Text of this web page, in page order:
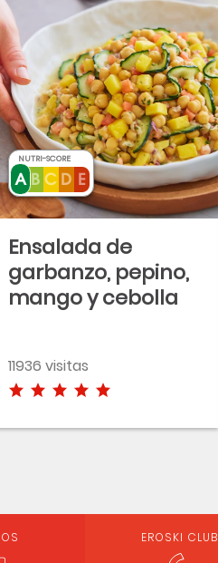
Ensalada de
garbanzo, pepino,
mango y cebolla
11936 visitas
NUTRI-SCORE
EROSKI CLUB